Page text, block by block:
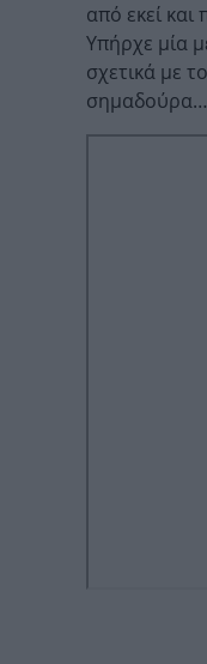
από εκεί και
Υπήρχε μία
σχετικά με